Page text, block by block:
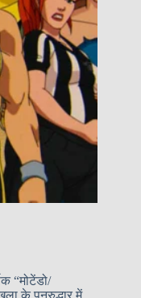
“मोटेंडो/
के पुनरुद्धार में